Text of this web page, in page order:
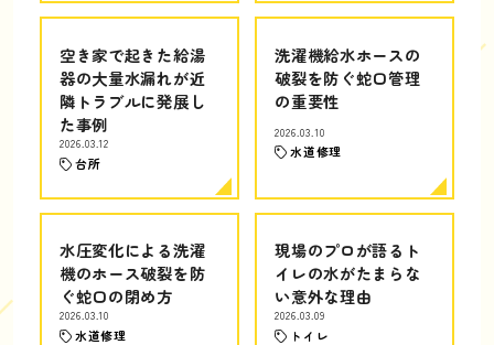
空き家で起きた給湯
器の大量水漏れが近
隣トラブルに発展し
た事例
2026.03.12
台所
洗濯機給水ホースの
破裂を防ぐ蛇口管理
の重要性
2026.03.10
水道修理
水圧変化による洗濯
機のホース破裂を防
ぐ蛇口の閉め方
2026.03.10
水道修理
現場のプロが語るト
イレの水がたまらな
い意外な理由
2026.03.09
トイレ